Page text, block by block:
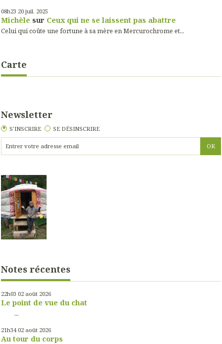
08h23 20 juil. 2025
Michèle sur Ceux qui ne se laissent pas abattre
Celui qui coûte une fortune à sa mère en Mercurochrome et...
Carte
Newsletter
S'INSCRIRE SE DÉSINSCRIRE
Notes récentes
22h03 02 août 2026
Le point de vue du chat
...
21h34 02 août 2026
Au tour du corps